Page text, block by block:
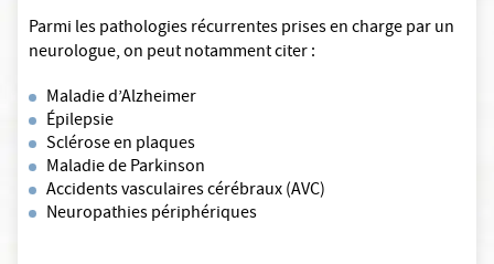
Parmi les pathologies récurrentes prises en charge par un
neurologue, on peut notamment citer :
Maladie d’Alzheimer
Épilepsie
Sclérose en plaques
Maladie de Parkinson
Accidents vasculaires cérébraux (AVC)
Neuropathies périphériques